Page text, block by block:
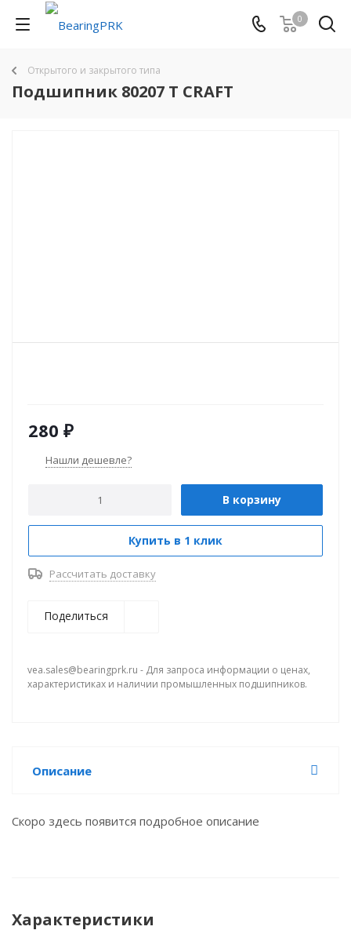
0
Открытого и закрытого типа
Подшипник 80207 T CRAFT
280 ₽
Нашли дешевле?
В корзину
Купить в 1 клик
Рассчитать доставку
Поделиться
vea.sales@bearingprk.ru - Для запроса информации о ценах,
характеристиках и наличии промышленных подшипников.
Описание
Скоро здесь появится подробное описание
Характеристики